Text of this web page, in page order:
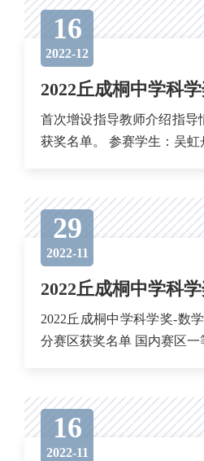
南 评选对象：全球中学生
中生参赛） 参赛方式：1-3
人或组队形式注册...
16
2022-12
首次增设指导教师介绍指
获奖名单。 参赛学生：吴虹舟 论文题目：Crystals
29
2022-11
2022丘成桐中学科学奖-数
分赛区获奖名单 国内赛区一等奖 1. 编号：3904 学
题目：A study of...
16
2022-11